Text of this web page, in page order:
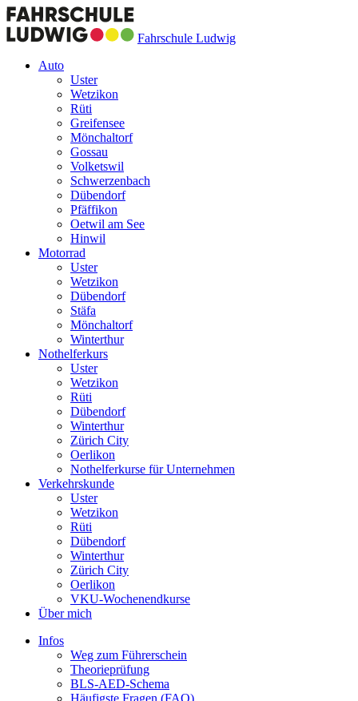
Fahrschule Ludwig
Auto
Uster
Wetzikon
Rüti
Greifensee
Mönchaltorf
Gossau
Volketswil
Schwerzenbach
Dübendorf
Pfäffikon
Oetwil am See
Hinwil
Motorrad
Uster
Wetzikon
Dübendorf
Stäfa
Mönchaltorf
Winterthur
Nothelferkurs
Uster
Wetzikon
Rüti
Dübendorf
Winterthur
Zürich City
Oerlikon
Nothelferkurse für Unternehmen
Verkehrskunde
Uster
Wetzikon
Rüti
Dübendorf
Winterthur
Zürich City
Oerlikon
VKU-Wochenendkurse
Über mich
Infos
Weg zum Führerschein
Theorieprüfung
BLS-AED-Schema
Häufigste Fragen (FAQ)